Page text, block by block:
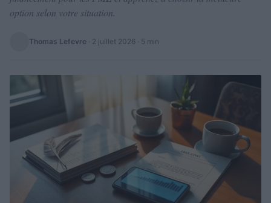
option selon votre situation.
Thomas Lefevre · 2 juillet 2026 · 5 min